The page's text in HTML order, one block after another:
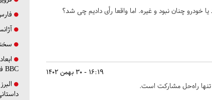
یا خودرو چنان نبود و غیره. اما واقعا رأی دادیم چی شد؟
16:19 - 30 بهمن 1402
تنها راه‌حل مشارکت است.
BBC فارسی